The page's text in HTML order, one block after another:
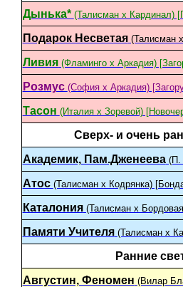
Дынька* (Талисман х Кардинал)
Подарок Несветая(Талисман
Ливия(Фламинго х Аркадия)
Розмус (София х Аркадия)
Тасон (Италия x Зоревой)
Сверх- и очень
Академик, Пам.Дженеева(П.
Атос (Талисман х Кодрянка)
Каталония(Талисман х
Памяти Учителя(Талисман х
Ранние
Августин, Феномен (Вилар